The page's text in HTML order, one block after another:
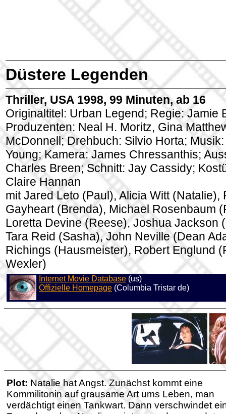
Düstere Legenden
Thriller, USA 1998, 99 Minuten, ab 16
Originaltitel: Urban Legend; Regie: Jamie
Produzenten: Neal H. Moritz, Gina
McDonnell; Drehbuch: Silvio Horta;
Young; Kamera: James Chressanthis;
Charles Breen; Schnitt: Jay Cassidy;
Claire Hannan
mit Jared Leto (Paul), Alicia Witt (Natalie),
Gayheart (Brenda), Michael Rosenbaum
Loretta Devine (Reese), Joshua Jackson
Tara Reid (Sasha), John Neville (Dean
Richings (Hausmeister), Robert Englund
Wexler)
Internet Movie Database (us)
Offizielle Homepage (Columbia Tristar de)
Plot: Natalie hat Angst. Zunächst kommt eine
Kommilitonin auf grausame Art ums Leben, man
verdächtigt einen Tankwart. Dann verschwindet